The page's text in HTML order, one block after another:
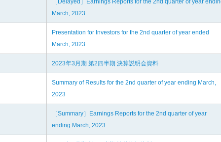
［Delayed］Earnings Reports for the 2nd quarter of year
March, 2023
Presentation for Investors for the 2nd quarter of year ended
March, 2023
2023年3月期 第2四半期 決算説明会資料
Summary of Results for the 2nd quarter of year ending March,
2023
［Summary］Earnings Reports for the 2nd quarter of year
ending March, 2023